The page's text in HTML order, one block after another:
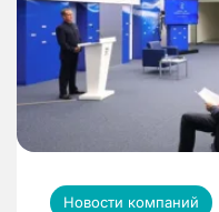
Новости компаний